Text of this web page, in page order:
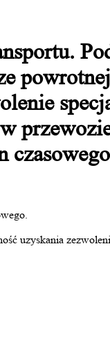
uzyskania